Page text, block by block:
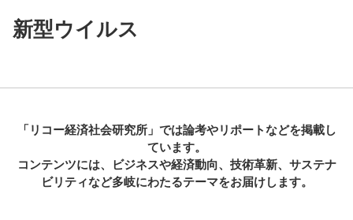
新型ウイルス
「リコー経済社会研究所」では論考やリポートなどを掲載し
ています。
コンテンツには、ビジネスや経済動向、技術革新、サステナ
ビリティなど多岐にわたるテーマをお届けします。